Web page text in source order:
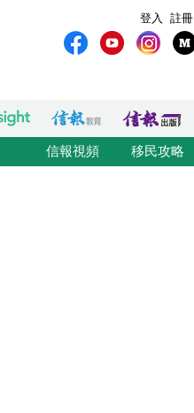
註冊
登入
信報視頻 移民攻略